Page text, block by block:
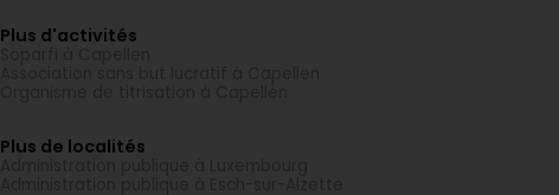
Plus d'activités
Plus de localités